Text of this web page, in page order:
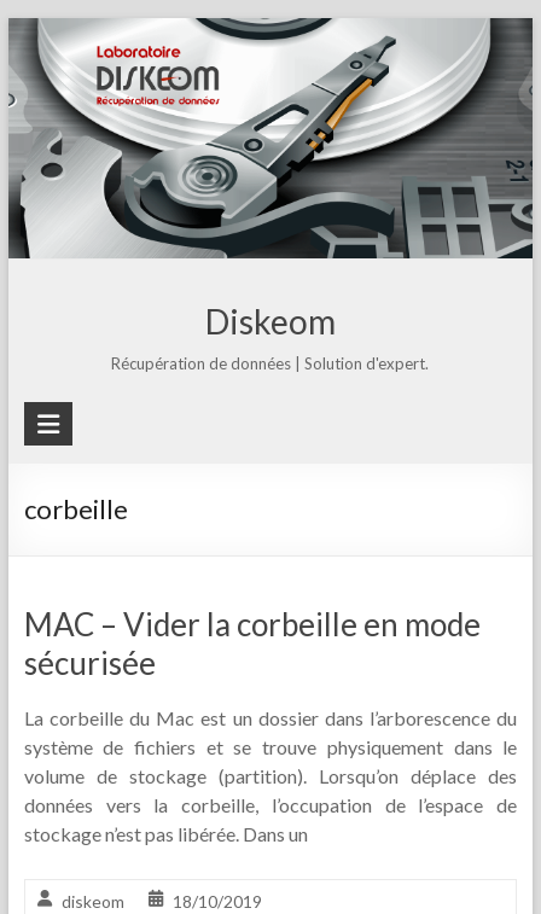
Skip
to
content
Diskeom
Récupération de données | Solution d'expert.
corbeille
MAC – Vider la corbeille en mode
sécurisée
La corbeille du Mac est un dossier dans l’arborescence du
système de fichiers et se trouve physiquement dans le
volume de stockage (partition). Lorsqu’on déplace des
données vers la corbeille, l’occupation de l’espace de
stockage n’est pas libérée. Dans un
diskeom 18/10/2019